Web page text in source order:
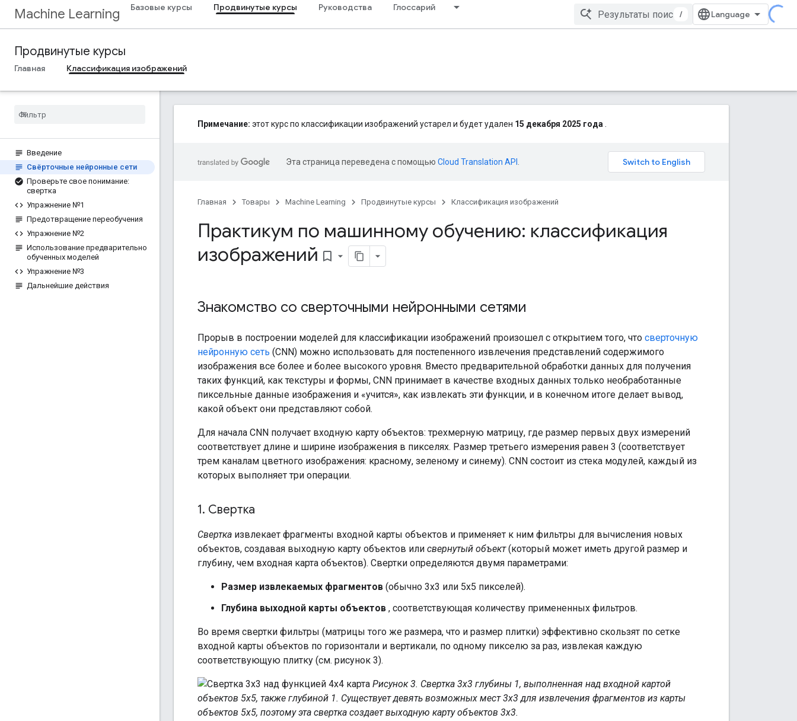
Machine Learning Базовые курсы Продвинутые курсы Руководства Глоссарий
/
Продвинутые курсы
Главная Классификация изображений
Введение
Свёрточные нейронные сети
Проверьте свое понимание:
свертка
Упражнение №1
Предотвращение переобучения
Упражнение №2
Использование предварительно
обученных моделей
Упражнение №3
Дальнейшие действия
Примечание: этот курс по классификации изображений устарел и будет удален 15 декабря 2025 года
Эта страница переведена с помощью Cloud Translation API
Главная Товары Machine Learning Продвинутые курсы Классификация изображений
Практикум по машинному обучению: классификация
изображений bookmark_border
Знакомство со сверточными нейронными сетями
Прорыв в построении моделей для классификации изображений произошел с открытием того, что сверточную
нейронную сеть (CNN) можно использовать для постепенного извлечения представлений содержимого
изображения все более и более высокого уровня. Вместо предварительной обработки данных для получения
таких функций, как текстуры и формы, CNN принимает в качестве входных данных только необработанные
пиксельные данные изображения и «учится», как извлекать эти функции, и в конечном итоге делает вывод,
какой объект они представляют собой.
Для начала CNN получает входную карту объектов: трехмерную матрицу, где размер первых двух измерений
соответствует длине и ширине изображения в пикселях. Размер третьего измерения равен 3 (соответствует
трем каналам цветного изображения: красному, зеленому и синему). CNN состоит из стека модулей, каждый из
которых выполняет три операции.
1. Свертка
Свертка извлекает фрагменты входной карты объектов и применяет к ним фильтры для вычисления новых
объектов, создавая выходную карту объектов или свернутый объект(который может иметь другой размер и
глубину, чем входная карта объектов). Свертки определяются двумя параметрами:
Размер извлекаемых фрагментов (обычно 3x3 или 5x5 пикселей).
Глубина выходной карты объектов , соответствующая количеству примененных фильтров.
Во время свертки фильтры (матрицы того же размера, что и размер плитки) эффективно скользят по сетке
входной карты объектов по горизонтали и вертикали, по одному пикселю за раз, извлекая каждую
соответствующую плитку (см. рисунок 3).
Рисунок 3. Свертка 3x3 глубины 1, выполненная над входной картой
объектов 5x5, также глубиной 1. Существует девять возможных мест 3x3 для извлечения фрагментов из карты
объектов 5x5, поэтому эта свертка создает выходную карту объектов 3x3.